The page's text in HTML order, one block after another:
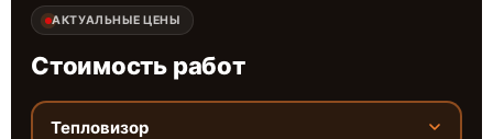
АКТУАЛЬНЫЕ ЦЕНЫ
Стоимость работ
Тепловизор